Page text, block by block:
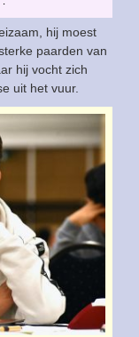
hij moest
paarden van
hij vocht zich
uit het vuur.